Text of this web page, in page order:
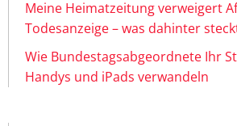
Meine Heimatzeitung verweigert
Todesanzeige – was dahinter
Wie Bundestagsabgeordnete Ihr
Handys und iPads verwandeln